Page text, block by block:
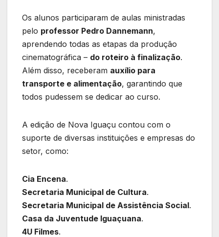
Os alunos participaram de aulas ministradas
pelo professor Pedro Dannemann,
aprendendo todas as etapas da produção
cinematográfica – do roteiro à finalização.
Além disso, receberam auxílio para
transporte e alimentação, garantindo que
todos pudessem se dedicar ao curso.
A edição de Nova Iguaçu contou com o
suporte de diversas instituições e empresas do
setor, como:
Cia Encena.
Secretaria Municipal de Cultura.
Secretaria Municipal de Assistência Social.
Casa da Juventude Iguaçuana.
4U Filmes.